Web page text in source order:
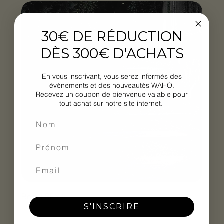
Borne SPY-2
Rupture de stock
30€ DE RÉDUCTION
DÈS 300€ D'ACHATS
En vous inscrivant, vous serez informés des
événements et des nouveautés WAHO.
Recevez un coupon de bienvenue valable pour
tout achat sur notre site internet.
S'INSCRIRE